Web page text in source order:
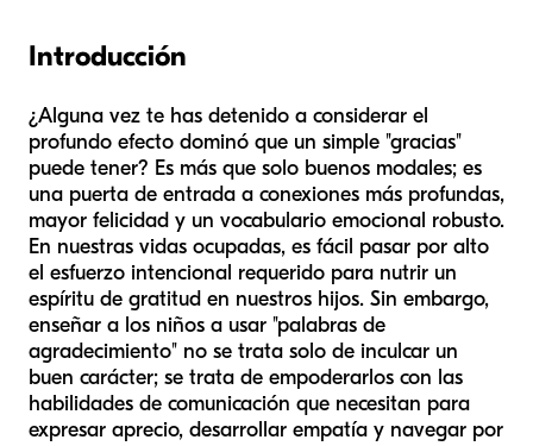
Introducción
¿Alguna vez te has detenido a considerar el
profundo efecto dominó que un simple "gracias"
puede tener? Es más que solo buenos modales; es
una puerta de entrada a conexiones más profundas,
mayor felicidad y un vocabulario emocional robusto.
En nuestras vidas ocupadas, es fácil pasar por alto
el esfuerzo intencional requerido para nutrir un
espíritu de gratitud en nuestros hijos. Sin embargo,
enseñar a los niños a usar "palabras de
agradecimiento" no se trata solo de inculcar un
buen carácter; se trata de empoderarlos con las
habilidades de comunicación que necesitan para
expresar aprecio, desarrollar empatía y navegar por